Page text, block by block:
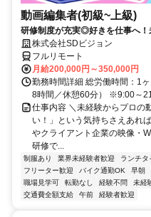
動画編集者(初級~上級)
研修制度が充実◎好きを仕事へ！
株式会社SDビジョン
フルリモート
月給200,000円～350,000円
勤務時間詳細 総労働時間：1
8時間／休憩60分） ※9:00～
仕事内容 ＼未経験からプロの
い！」という気持ちさえあれ
やクライアント企業の映像・
研修で...
制服あり 業界未経験者歓迎 ランチタ
フリーター歓迎
バイク通勤OK 早朝
職場見学可
転勤なし 経験不問 未経
交通費全額支給
午前 経験者歓迎